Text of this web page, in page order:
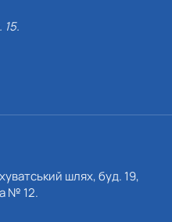
шлях, буд. 19,
№ 12.